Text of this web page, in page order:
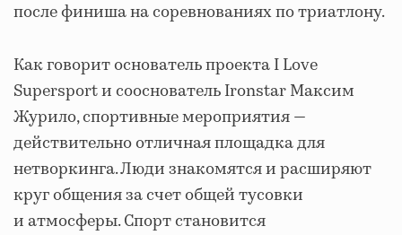
после финиша на соревнованиях по триатлону.
Как говорит основатель проекта I Love
Supersport и сооснователь Ironstar Максим
Журило, спортивные мероприятия —
действительно отличная площадка для
нетворкинга. Люди знакомятся и расширяют
круг общения за счет общей тусовки
и атмосферы. Спорт становится